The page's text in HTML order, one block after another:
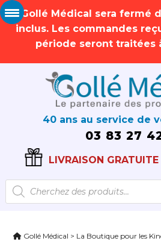
Gollé Médical sera fermé
inclus. Les commandes
période seront traitées
40 ans au service de
03 83 27
LIVRAISON GRATUITE
Recherche
de
produits
Gollé Médical > La Boutique pour les